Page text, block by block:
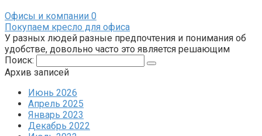
Офисы и компании 0
Покупаем кресло для офиса
У разных людей разные предпочтения и понимания об
удобстве, довольно часто это является решающим
Поиск:
Архив записей
Июнь 2026
Апрель 2025
Январь 2023
Декабрь 2022